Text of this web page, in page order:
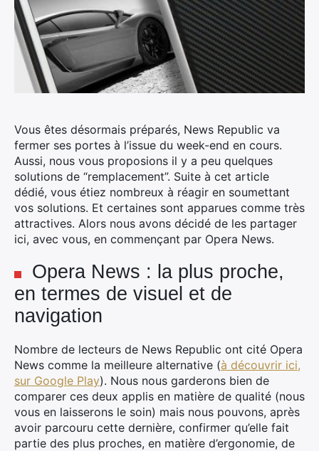
Vous êtes désormais préparés, News Republic va
fermer ses portes à l’issue du week-end en cours.
Aussi, nous vous proposions il y a peu quelques
solutions de “remplacement”. Suite à cet article
dédié, vous étiez nombreux à réagir en soumettant
vos solutions. Et certaines sont apparues comme très
attractives. Alors nous avons décidé de les partager
ici, avec vous, en commençant par Opera News.
Opera News : la plus proche,
en termes de visuel et de
navigation
Nombre de lecteurs de News Republic ont cité Opera
News comme la meilleure alternative (à découvrir ici,
sur Google Play). Nous nous garderons bien de
comparer ces deux applis en matière de qualité (nous
vous en laisserons le soin) mais nous pouvons, après
avoir parcouru cette dernière, confirmer qu’elle fait
partie des plus proches, en matière d’ergonomie, de